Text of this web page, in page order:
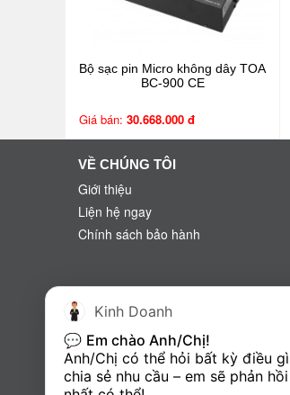
Bộ sạc pin Micro không dây TOA
BC-900 CE
Giá bán: 30.668.000 đ
VỀ CHÚNG TÔI
Giới thiệu
Liện hệ ngay
Chính sách bảo hành
TP. Hồ Chí Minh
365 Điện Biên Phủ, P4, Q3, TP.HCM
Kinh Doanh
💬 Em chào Anh/Chị!
Anh/Chị có thể hỏi bất kỳ điều
chia sẻ nhu cầu – em sẽ phản